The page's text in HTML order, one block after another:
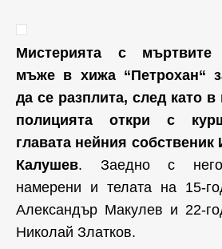
Мистерията с мъртвите
мъже в хижа “Петрохан“
да се разплита, след като в
полицията откри с
главата нейния собственик
Калушев. Заедно с
намерени и телата на 15-
Александър Макулев и 22-
Николай Златков.